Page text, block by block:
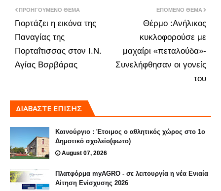
ΕΠΌΜΕΝΟ ΘΈΜΑ
Θέρμο :Ανήλικος
κυκλοφορούσε με
μαχαίρι «πεταλούδα»-
Συνελήφθησαν οι γονείς
του
ΠΡΟΗΓΟΎΜΕΝΟ ΘΈΜΑ
Γιορτάζει η εικόνα της
Παναγίας της
Πορταΐτισσας στον Ι.Ν.
Αγίας Βσρβάρας
ΔΙΑΒΑΣΤΕ ΕΠΙΣΗΣ
Καινούργιο : Έτοιμος ο αθλητικός χώρος στο 1ο
Δημοτικό σχολείο(φωτο)
August 07, 2026
Πλατφόρμα myAGRO - σε λειτουργία η νέα Ενιαία
Αίτηση Ενίσχυσης 2026